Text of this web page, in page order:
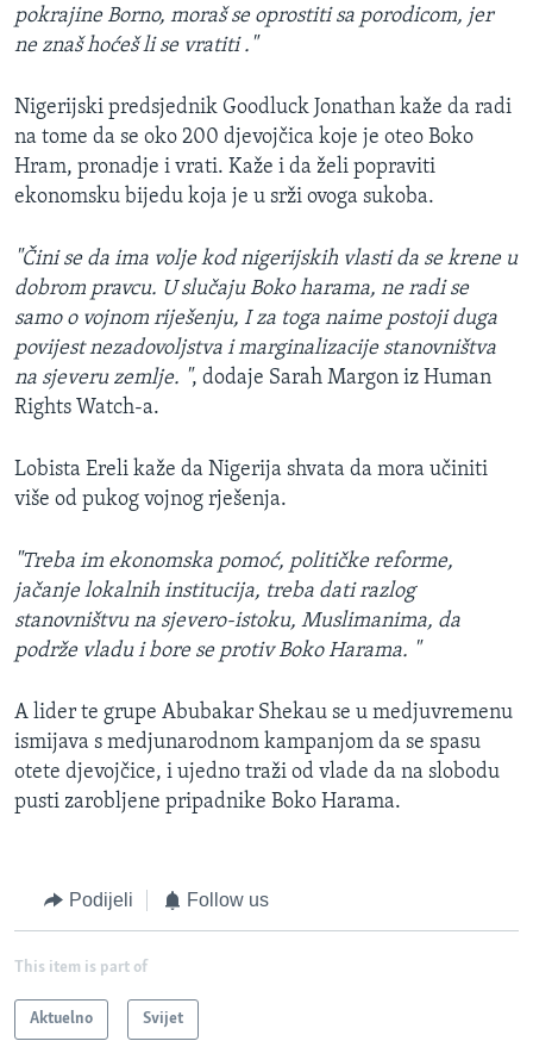
pokrajine Borno, moraš se oprostiti sa porodicom, jer
ne znaš hoćeš li se vratiti ."
Nigerijski predsjednik Goodluck Jonathan kaže da radi
na tome da se oko 200 djevojčica koje je oteo Boko
Hram, pronadje i vrati. Kaže i da želi popraviti
ekonomsku bijedu koja je u srži ovoga sukoba.
"Čini se da ima volje kod nigerijskih vlasti da se krene u
dobrom pravcu. U slučaju Boko harama, ne radi se
samo o vojnom riješenju, I za toga naime postoji duga
povijest nezadovoljstva i marginalizacije stanovništva
na sjeveru zemlje. ", dodaje Sarah Margon iz Human
Rights Watch-a.
Lobista Ereli kaže da Nigerija shvata da mora učiniti
više od pukog vojnog rješenja.
"Treba im ekonomska pomoć, političke reforme,
jačanje lokalnih institucija, treba dati razlog
stanovništvu na sjevero-istoku, Muslimanima, da
podrže vladu i bore se protiv Boko Harama. "
A lider te grupe Abubakar Shekau se u medjuvremenu
ismijava s medjunarodnom kampanjom da se spasu
otete djevojčice, i ujedno traži od vlade da na slobodu
pusti zarobljene pripadnike Boko Harama.
Podijeli Follow us
This item is part of
Aktuelno Svijet